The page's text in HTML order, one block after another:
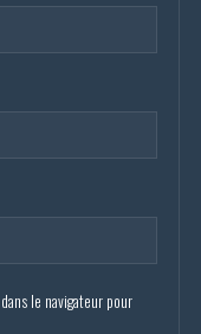
le navigateur pour